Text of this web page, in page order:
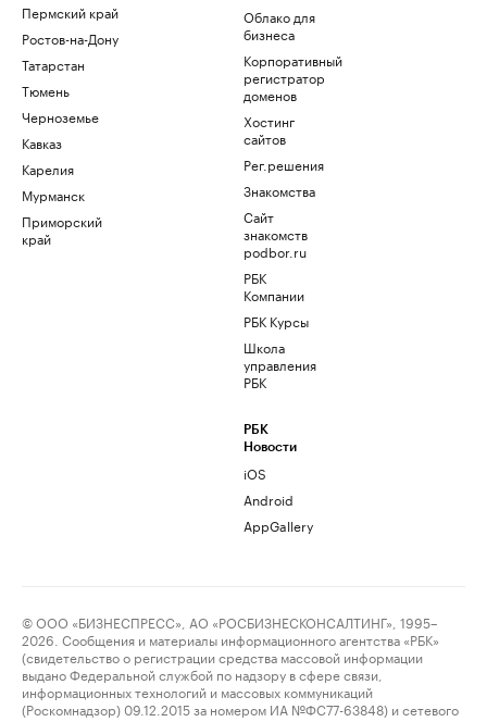
Пермский край
Ростов-на-Дону
Татарстан
Тюмень
Черноземье
Кавказ
Карелия
Мурманск
Приморский
край
Облако для
бизнеса
Корпоративный
регистратор
доменов
Хостинг
сайтов
Рег.решения
Знакомства
Сайт
знакомств
podbor.ru
РБК
Компании
РБК Курсы
Школа
управления
РБК
РБК
Новости
iOS
Android
AppGallery
© ООО «БИЗНЕСПРЕСС», АО «РОСБИЗНЕСКОНСАЛТИНГ», 1995–
2026. Сообщения и материалы информационного агентства «РБК»
(свидетельство о регистрации средства массовой информации
выдано Федеральной службой по надзору в сфере связи,
информационных технологий и массовых коммуникаций
(Роскомнадзор) 09.12.2015 за номером ИА №ФС77-63848) и сетевого